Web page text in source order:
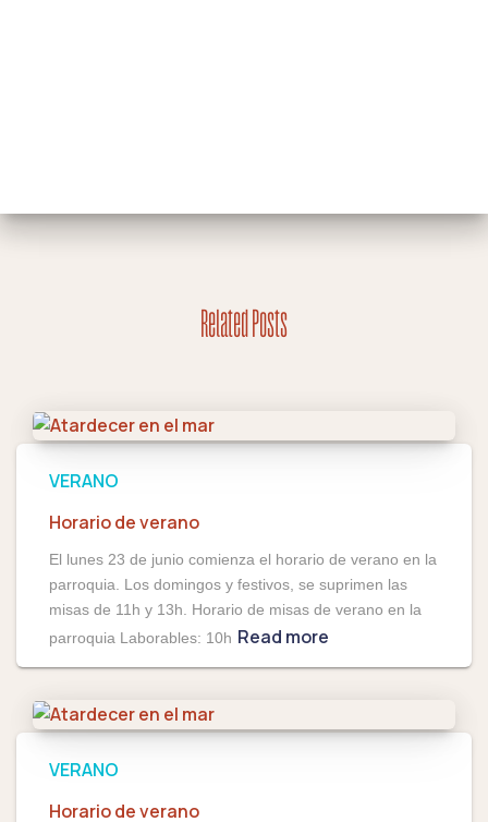
Related Posts
VERANO
Horario de verano
El lunes 23 de junio comienza el horario de verano en la
parroquia. Los domingos y festivos, se suprimen las
misas de 11h y 13h. Horario de misas de verano en la
parroquia Laborables: 10h Read more
VERANO
Horario de verano